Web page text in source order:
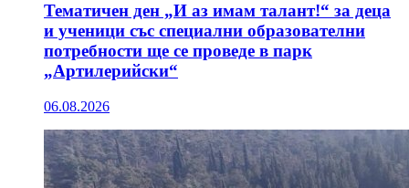
Тематичен ден „И аз имам талант!“ за деца
и ученици със специални образователни
потребности ще се проведе в парк
„Артилерийски“
06.08.2026